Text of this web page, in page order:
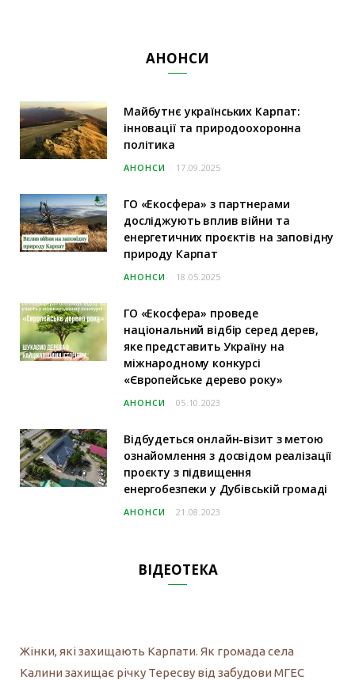
АНОНСИ
Майбутнє українських Карпат:
інновації та природоохоронна
політика
АНОНСИ 17.09.2025
ГО «Екосфера» з партнерами
досліджують вплив війни та
енергетичних проєктів на заповідну
природу Карпат
АНОНСИ 18.05.2025
ГО «Екосфера» проведе
національний відбір серед дерев,
яке представить Україну на
міжнародному конкурсі
«Європейське дерево року»
АНОНСИ 05.10.2023
Відбудеться онлайн-візит з метою
ознайомлення з досвідом реалізації
проєкту з підвищення
енергобезпеки у Дубівській громаді
АНОНСИ 21.08.2023
ВІДЕОТЕКА
Жінки, які захищають Карпати. Як громада села
Калини захищає річку Тересву від забудови МГЕС